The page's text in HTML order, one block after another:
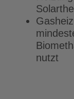
nutzt